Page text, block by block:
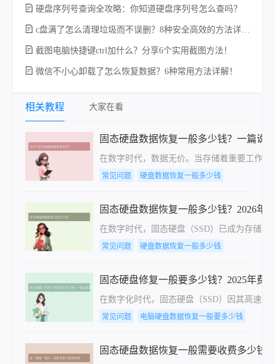
硬盘序列号查询全攻略：你知道硬盘序列号怎么查吗？
c盘满了怎么清理垃圾而不误删？8种安全高效的方法详解+误删恢复指南！
截图电脑快捷键ctrl加什么？分享6个实用截图方法！
微信不小心卸载了怎么恢复数据？6种常用方法详解！
相关教程 大家在看
固态硬盘数据恢复一般多少钱？一篇说
在数字时代，数据无价。当存储着重要工作
常见问题 硬盘数据恢复一般多少钱
固态硬盘数据恢复一般多少钱？2026年
在数字时代，固态硬盘（SSD）已成为存储
常见问题 硬盘数据恢复一般多少钱
固态硬盘修复一般要多少钱？2025年费
在数字化时代，固态硬盘（SSD）因其高速
常见问题 电脑硬盘数据恢复一般要多少钱
固态硬盘数据恢复一般需要收费多少钱